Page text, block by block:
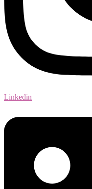
Linkedin